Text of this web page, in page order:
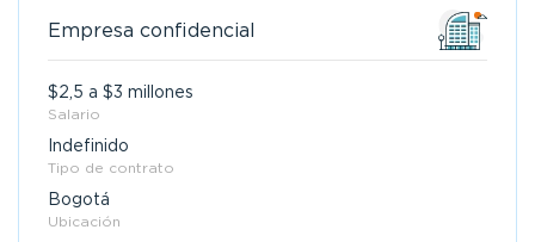
Empresa confidencial
$2,5 a $3 millones
Salario
Indefinido
Tipo de contrato
Bogotá
Ubicación